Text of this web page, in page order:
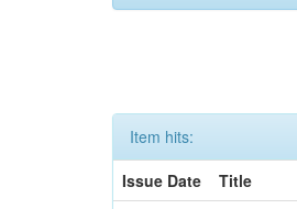
Item hits:
Issue Date
Title